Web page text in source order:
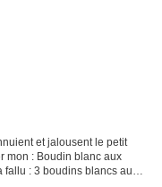
et jalousent le petit
mon : Boudin blanc aux
: 3 boudins blancs aux